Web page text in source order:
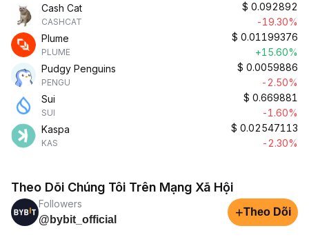
Cash Cat
CASHCAT
$ 0.092892
-19.30%
Plume
PLUME
$ 0.01199376
+15.60%
Pudgy Penguins
PENGU
$ 0.0059886
-2.50%
Sui
SUI
$ 0.669881
-1.60%
Kaspa
KAS
$ 0.02547113
-2.30%
Theo Dõi Chúng Tôi Trên Mạng Xã Hội
Followers
@bybit_official
+Theo Dõi